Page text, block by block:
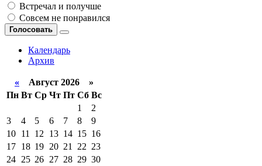
Встречал и получше
Совсем не понравился
Голосовать
Календарь
Архив
« Август 2026 »
Пн Вт Ср Чт Пт Сб Вс
1
2
3
4 5 6 7 8
9
10 11 12 13 14 15 16
17 18 19 20 21 22 23
24 25 26 27 28 29 30